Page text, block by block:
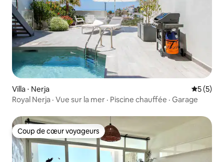
Villa ⋅ Nerja
5 (5)
Royal Nerja · Vue sur la mer · Piscine chauffée · Garage
Coup de cœur voyageurs
Coup de cœur voyageurs